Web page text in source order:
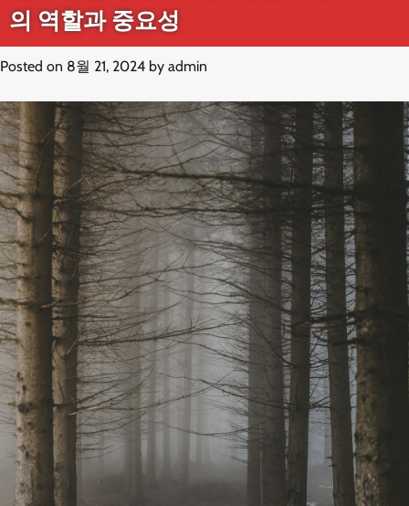
의 역할과 중요성
Posted on 8월 21, 2024 by admin